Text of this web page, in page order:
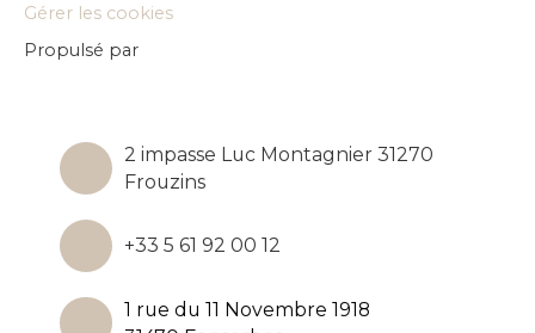
Gérer les cookies
Propulsé par
2 impasse Luc Montagnier 31270
Frouzins
+33 5 61 92 00 12
1 rue du 11 Novembre 1918